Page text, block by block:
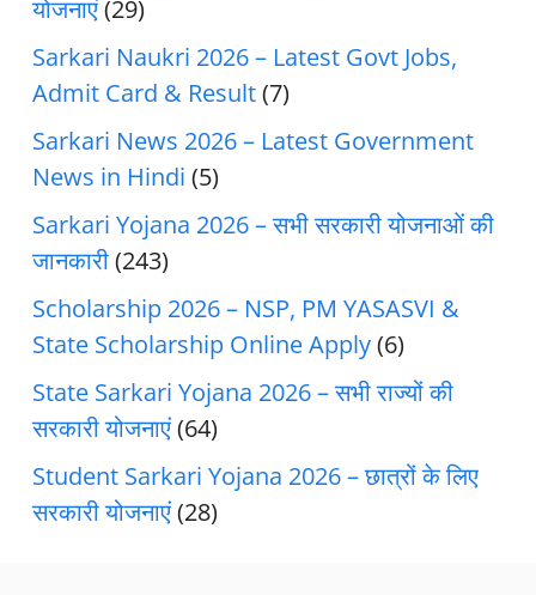
योजनाएं(29)
Sarkari Naukri 2026 – Latest Govt Jobs,
Admit Card & Result(7)
Sarkari News 2026 – Latest Government
News in Hindi (5)
Sarkari Yojana 2026 – सभी सरकारी योजनाओं की
जानकारी(243)
Scholarship 2026 – NSP, PM YASASVI &
State Scholarship Online Apply(6)
State Sarkari Yojana 2026 – सभी राज्यों की
सरकारी योजनाएं(64)
Student Sarkari Yojana 2026 – छात्रों के लिए
सरकारी योजनाएं(28)